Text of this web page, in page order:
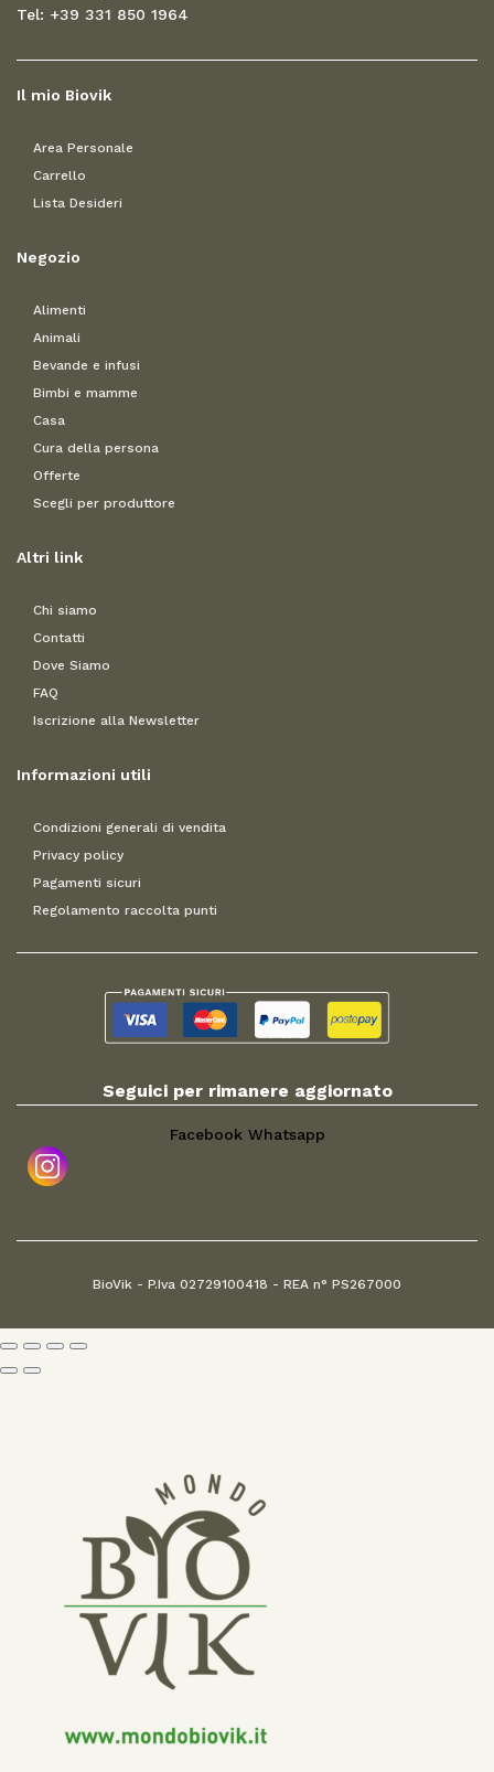
Tel: +39 331 850 1964
Il mio Biovik
Area Personale
Carrello
Lista Desideri
Negozio
Alimenti
Animali
Bevande e infusi
Bimbi e mamme
Casa
Cura della persona
Offerte
Scegli per produttore
Altri link
Chi siamo
Contatti
Dove Siamo
FAQ
Iscrizione alla Newsletter
Informazioni utili
Condizioni generali di vendita
Privacy policy
Pagamenti sicuri
Regolamento raccolta punti
Seguici per rimanere aggiornato
Facebook Whatsapp
BioVik - P.Iva 02729100418 - REA n° PS267000